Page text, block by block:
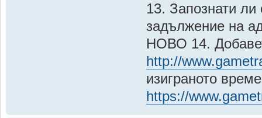
13. Запознати
задължение на
НОВО 14.
http://
изиграното
https://